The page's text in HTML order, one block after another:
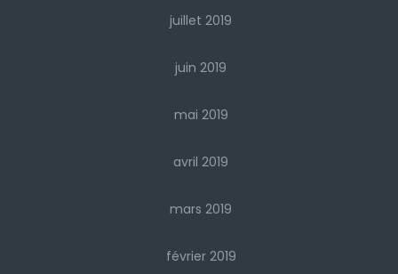
juillet 2019
juin 2019
mai 2019
avril 2019
mars 2019
février 2019